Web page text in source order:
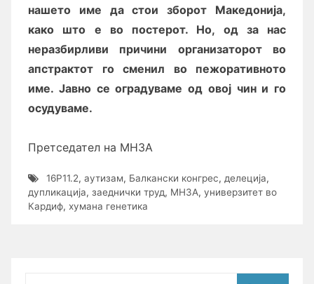
нашето име да стои зборот Македонија,
како што е во постерот. Но, од за нас
неразбирливи причини организаторот во
апстрактот го сменил во пежоративното
име. Јавно се оградуваме од овој чин и го
осудуваме.
Претседател на МНЗА
16P11.2, аутизам, Балкански конгрес, делеција,
дупликација, заеднички труд, МНЗА, универзитет во
Кардиф, хумана генетика